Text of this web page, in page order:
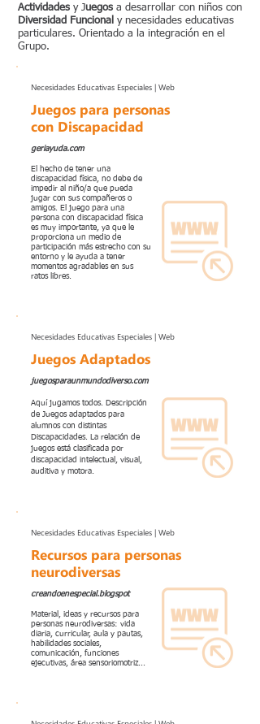
Actividades y Juegos a desarrollar con niños con
Diversidad Funcional y necesidades educativas
particulares. Orientado a la integración en el
Grupo.
Necesidades Educativas Especiales | Web
Juegos para personas
con Discapacidad
geriayuda.com
El hecho de tener una
discapacidad física, no debe de
impedir al niño/a que pueda
jugar con sus compañeros o
amigos. El juego para una
persona con discapacidad física
es muy importante, ya que le
proporciona un medio de
participación más estrecho con su
entorno y le ayuda a tener
momentos agradables en sus
ratos libres.
Necesidades Educativas Especiales | Web
Juegos Adaptados
juegosparaunmundodiverso.com
Aquí jugamos todos. Descripción
de Juegos adaptados para
alumnos con distintas
Discapacidades. La relación de
juegos está clasificada por
discapacidad intelectual, visual,
auditiva y motora.
Necesidades Educativas Especiales | Web
Recursos para personas
neurodiversas
creandoenespecial.blogspot
Material, ideas y recursos para
personas neurodiversas: vida
diaria, curricular, aula y pautas,
habilidades sociales,
comunicación, funciones
ejecutivas, área sensoriomotriz...